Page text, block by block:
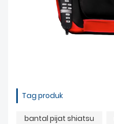
Tag produk
bantal pijat shiatsu